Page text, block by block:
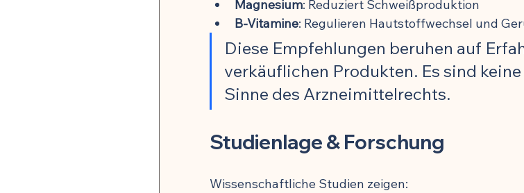
Magnesium: Reduziert Schweißproduktion
B-Vitamine: Regulieren Hautstoffwechsel und
Diese Empfehlungen beruhen auf
verkäuflichen Produkten. Es sind
Sinne des Arzneimittelrechts.
Studienlage & Forschung
Wissenschaftliche Studien zeigen: